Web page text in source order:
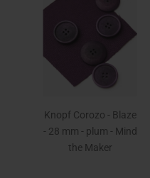
Knopf Corozo - Blaze
- 28 mm - plum - Mind
the Maker